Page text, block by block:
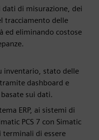
dati di misurazione, dei
tracciamento delle
ed eliminando costose
inventario, stato delle
dashboard e
sui dati.
ERP, ai sistemi di
PCS 7 con Simatic
terminali di essere